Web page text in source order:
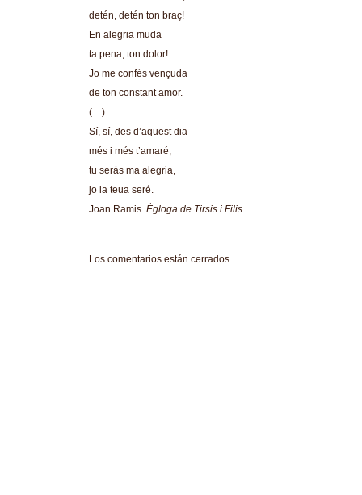
detén, detén ton braç!
En alegria muda
ta pena, ton dolor!
Jo me confés vençuda
de ton constant amor.
(…)
Sí, sí, des d’aquest dia
més i més t’amaré,
tu seràs ma alegria,
jo la teua seré.
Joan Ramis. Ègloga de Tirsis i Filis.
Los comentarios están cerrados.